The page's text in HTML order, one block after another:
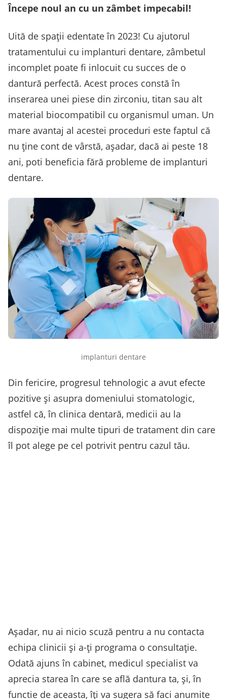
Începe noul an cu un zâmbet impecabil!
Uită de spații edentate în 2023! Cu ajutorul
tratamentului cu implanturi dentare, zâmbetul
incomplet poate fi inlocuit cu succes de o
dantură perfectă. Acest proces constă în
inserarea unei piese din zirconiu, titan sau alt
material biocompatibil cu organismul uman. Un
mare avantaj al acestei proceduri este faptul că
nu ține cont de vârstă, așadar, dacă ai peste 18
ani, poti beneficia fără probleme de implanturi
dentare.
implanturi dentare
Din fericire, progresul tehnologic a avut efecte
pozitive și asupra domeniului stomatologic,
astfel că, în clinica dentară, medicii au la
dispoziție mai multe tipuri de tratament din care
îl pot alege pe cel potrivit pentru cazul tău.
Așadar, nu ai nicio scuză pentru a nu contacta
echipa clinicii și a-ți programa o consultație.
Odată ajuns în cabinet, medicul specialist va
aprecia starea în care se află dantura ta, și, în
functie de aceasta, îți va sugera să faci anumite